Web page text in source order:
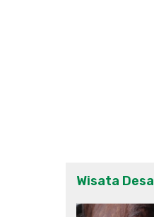
Wisata Desa